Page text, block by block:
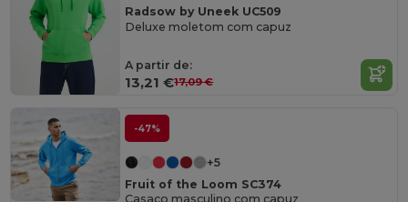
Radsow by Uneek UC509
Deluxe moletom com capuz
A partir de:
13,21 €17,09 €
-47%
+5
Fruit of the Loom SC374
Casaco masculino com capuz